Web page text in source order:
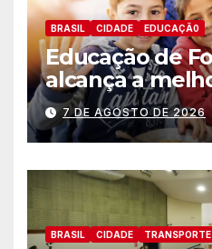
BRASIL CIDADE EDUCAÇÃ0
Educação de
alcança a
história no
7 DE AGOSTO DE 2026
BRASIL CIDADE TRANSPORTE